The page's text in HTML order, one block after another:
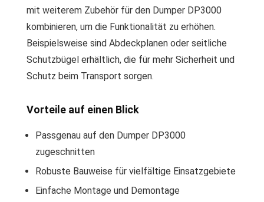
mit weiterem Zubehör für den Dumper DP3000
kombinieren, um die Funktionalität zu erhöhen.
Beispielsweise sind Abdeckplanen oder seitliche
Schutzbügel erhältlich, die für mehr Sicherheit und
Schutz beim Transport sorgen.
Vorteile auf einen Blick
Passgenau auf den Dumper DP3000
zugeschnitten
Robuste Bauweise für vielfältige Einsatzgebiete
Einfache Montage und Demontage